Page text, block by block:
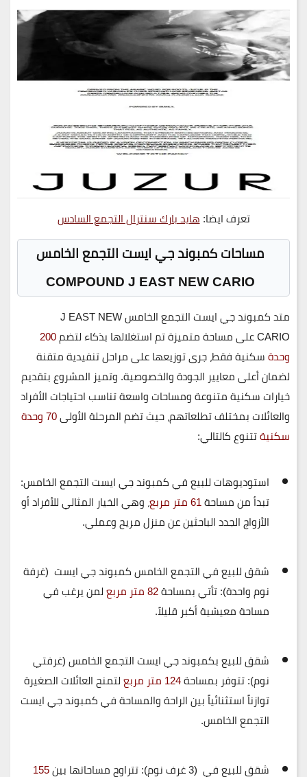
تعرف ايضا:هايد بارك سنترال التجمع السادس
مساحات كمبوند جي ايست التجمع الخامس
COMPOUND J EAST NEW CARIO
متد
كمبوند جي ايست التجمع الخامس J EAST NEW
CARIOعلى مساحة متميزة تم استغلالها بذكاء لتضم200
وحدةسكنية فقط، جرى توزيعها على مراحل تنفيدية متقنة
لضمان أعلى معايير الجودة والخصوصية. وتميز المشروع بتقديم
خيارات سكنية متنوعة ومساحات واسعة تناسب احتياجات الأفراد
والعائلات بمختلف تطلعاتهم، حيث تضمالمرحلة الأولى
70 وحدة
سكنيةتتنوع كالتالي:
استوديوهات للبيع في كمبوند جي ايست التجمع الخامس:
تبدأ من مساحة61 متر مربع
، وهي الخيار المثالي للأفراد أو
الأزواج الجدد الباحثين عن منزل مريح وعملي.
شقق للبيع في التجمع الخامس كمبوند جي ايست (غرفة
نوم واحدة):تأتي بمساحة82 متر مربع
لمن يرغب في
مساحة معيشية أكبر قليلاً.
شقق للبيع بكمبوند جي ايست التجمع الخامس (غرفتي
نوم):تتوفر بمساحة124 متر مربع
لتمنح العائلات الصغيرة
توازناً استثنائياً بين الراحة والمساحة في كمبوند جي ايست
التجمع الخامس.
شقق للبيع في (3 غرف نوم): تتراوح مساحاتها بين155